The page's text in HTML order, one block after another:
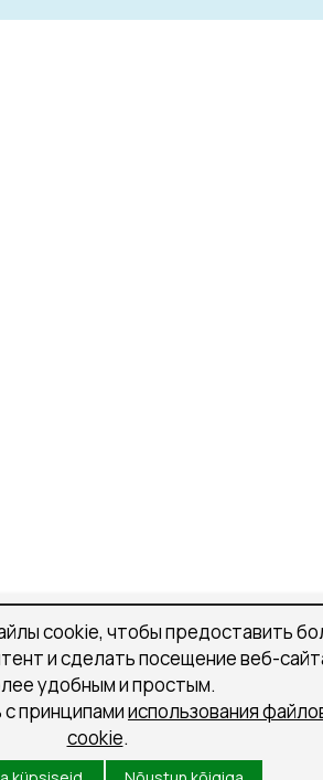
cookie, чтобы предоставить
и сделать посещение веб-
удобным и простым.
принципамииспользования
cookie.